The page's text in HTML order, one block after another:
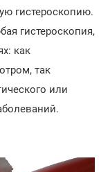
гистероскопию.
гистероскопия,
как
так
или